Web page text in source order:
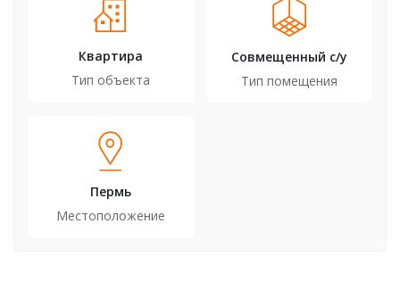
Квартира
Тип объекта
Совмещенный с/у
Тип помещения
Пермь
Местоположение